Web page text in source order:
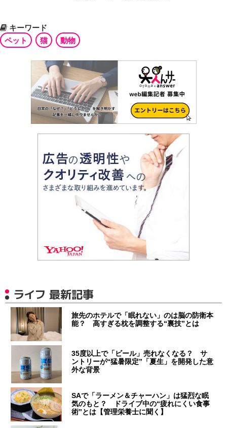
キーワード
ペット
猫 動物
ライフ 最新記事
旅先のホテルで「眠れない」のは脳の防衛本
能？ 高すぎる枕を調整する“裏技”とは
35度以上で「ビール」売れなくなる？ サ
ントリーが“猛暑限定”「夏生」を開発した意
外な背景
SAで「ラーメン＆チャーハン」は猛烈な眠
気のもと？ ドライブ中の“疲れにくい食事
術”とは【管理栄養士に聞く】